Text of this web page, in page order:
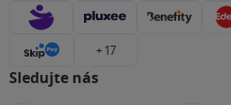
+ 17
Sledujte nás